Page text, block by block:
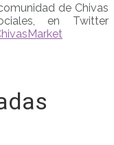
de Chivas
en Twitter